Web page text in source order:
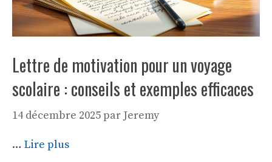
Lettre de motivation pour un voyage
scolaire : conseils et exemples efficaces
14 décembre 2025par Jeremy
… Lire plus